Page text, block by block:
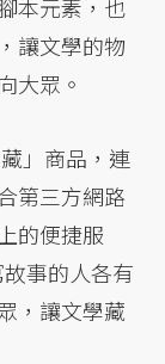
本元素，也
讓文學的物
大眾。
」商品，連
第三方網路
的便捷服
事的人各有
，讓文學藏